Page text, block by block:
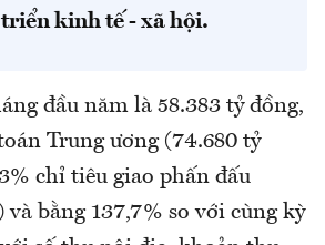
kinh tế - xã hội.
đầu năm là 58.383 tỷ đồng,
Trung ương (74.680 tỷ
chỉ tiêu giao phấn đấu
và bằng 137,7% so với cùng kỳ